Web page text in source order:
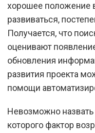
хорошее положение
развиваться,
Получается, что
оценивают
обновления
развития проекта
помощи
Невозможно
которого фактор